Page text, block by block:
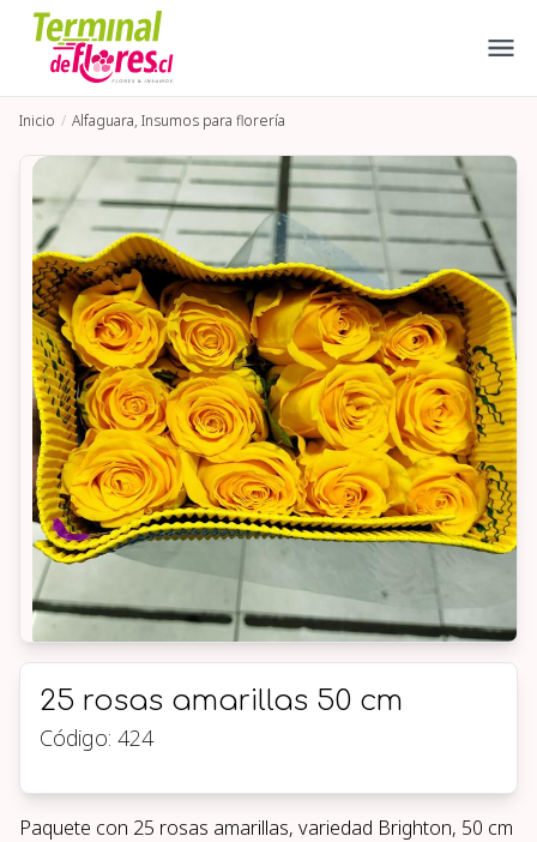
Inicio Alfaguara, Insumos para florería
25 rosas amarillas 50 cm
Código: 424
Paquete con 25 rosas amarillas, variedad Brighton, 50 cm